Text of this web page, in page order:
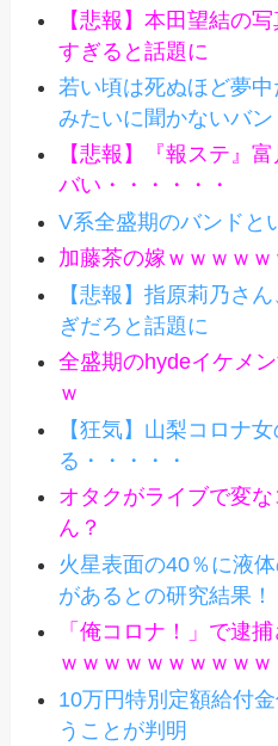
【悲報】本田望結の
すぎると話題に
若い頃は死ぬほど夢
みたいに聞かないバン
【悲報】『報ステ』
バい・・・・・・
V系全盛期のバンドと
加藤茶の嫁ｗｗｗｗ
【悲報】指原莉乃さ
ぎだろと話題に
全盛期のhydeイケメ
ｗ
【狂気】山梨コロナ
る・・・・・
オタクがライブで変
ん？
火星表面の40％に液
があるとの研究結果！
「俺コロナ！」で逮
ｗｗｗｗｗｗｗｗｗｗ
10万円特別定額給付
うことが判明